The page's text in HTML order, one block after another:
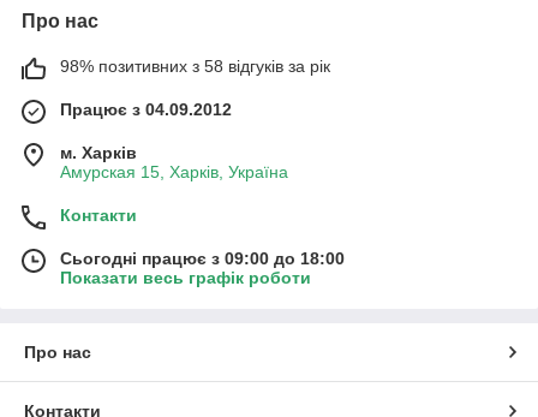
Про нас
98% позитивних з 58 відгуків за рік
Працює з 04.09.2012
м. Харків
Амурская 15, Харків, Україна
Контакти
Сьогодні працює з 09:00 до 18:00
Показати весь графік роботи
Про нас
Контакти